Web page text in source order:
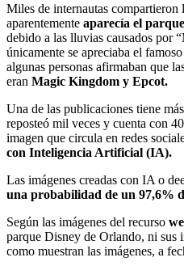
Miles de internautas compartieron
aparentemente aparecía el
debido a las lluvias causados por
únicamente se apreciaba el
algunas personas afirmaban que
eran Magic Kingdom y Epcot.
Una de las publicaciones tiene
reposteó mil veces y cuenta con
imagen que circula en redes
con Inteligencia Artificial (IA).
Las imágenes creadas con IA o
una probabilidad de un 97,6%
Según las imágenes del recurso
parque Disney de Orlando, ni sus
como muestran las imágenes, a